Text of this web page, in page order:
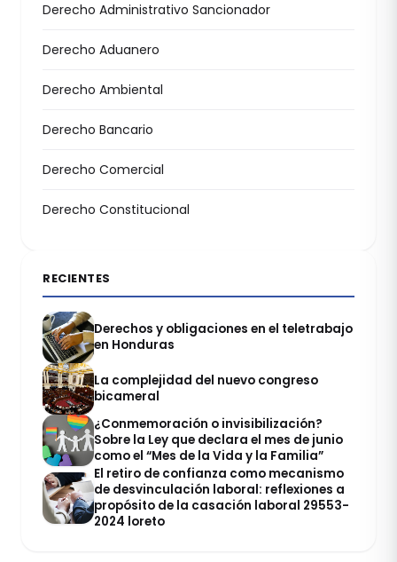
Derecho Administrativo Sancionador
Derecho Aduanero
Derecho Ambiental
Derecho Bancario
Derecho Comercial
Derecho Constitucional
RECIENTES
Derechos y obligaciones en el teletrabajo
en Honduras
La complejidad del nuevo congreso
bicameral
¿Conmemoración o invisibilización?
Sobre la Ley que declara el mes de junio
como el “Mes de la Vida y la Familia”
El retiro de confianza como mecanismo
de desvinculación laboral: reflexiones a
propósito de la casación laboral 29553-
2024 loreto